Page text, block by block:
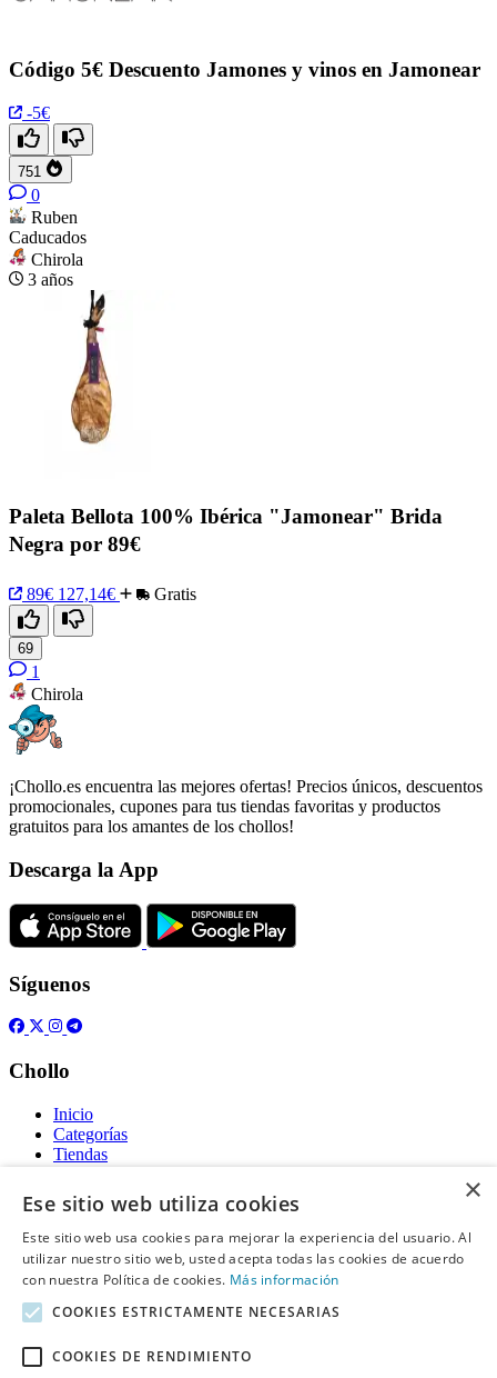
Código 5€ Descuento Jamones y vinos en Jamonear
-5€
751
0
Ruben
Caducados
Chirola
3 años
Paleta Bellota 100% Ibérica "Jamonear" Brida
Negra por 89€
89€ 127,14€ Gratis
69
1
Chirola
¡Chollo.es encuentra las mejores ofertas! Precios únicos, descuentos
promocionales, cupones para tus tiendas favoritas y productos
gratuitos para los amantes de los chollos!
Descarga la App
Síguenos
Chollo
Inicio
Categorías
Tiendas
Acerca de
Sobre nosotros
Contacto
Información legal
×
Ese sitio web utiliza cookies
Este sitio web usa cookies para mejorar la experiencia del usuario. Al
utilizar nuestro sitio web, usted acepta todas las cookies de acuerdo
con nuestra Política de cookies. Más información
COOKIES ESTRICTAMENTE NECESARIAS
COOKIES DE RENDIMIENTO